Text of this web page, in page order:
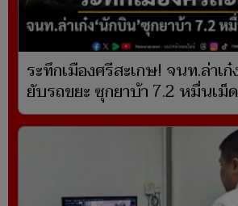
ระทึกเมืองศรีสะเกษ! จนท.ล่าเ
ยับรถขยะ ซุกยาบ้า 7.2 หมื่นเม็ด